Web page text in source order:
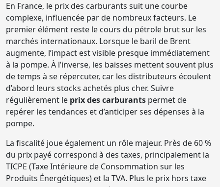
En France, le prix des carburants suit une courbe
complexe, influencée par de nombreux facteurs. Le
premier élément reste le cours du pétrole brut sur les
marchés internationaux. Lorsque le baril de Brent
augmente, l’impact est visible presque immédiatement
à la pompe. À l’inverse, les baisses mettent souvent plus
de temps à se répercuter, car les distributeurs écoulent
d’abord leurs stocks achetés plus cher. Suivre
régulièrement le prix des carburants permet de
repérer les tendances et d’anticiper ses dépenses à la
pompe.
La fiscalité joue également un rôle majeur. Près de 60 %
du prix payé correspond à des taxes, principalement la
TICPE (Taxe Intérieure de Consommation sur les
Produits Énergétiques) et la TVA. Plus le prix hors taxe